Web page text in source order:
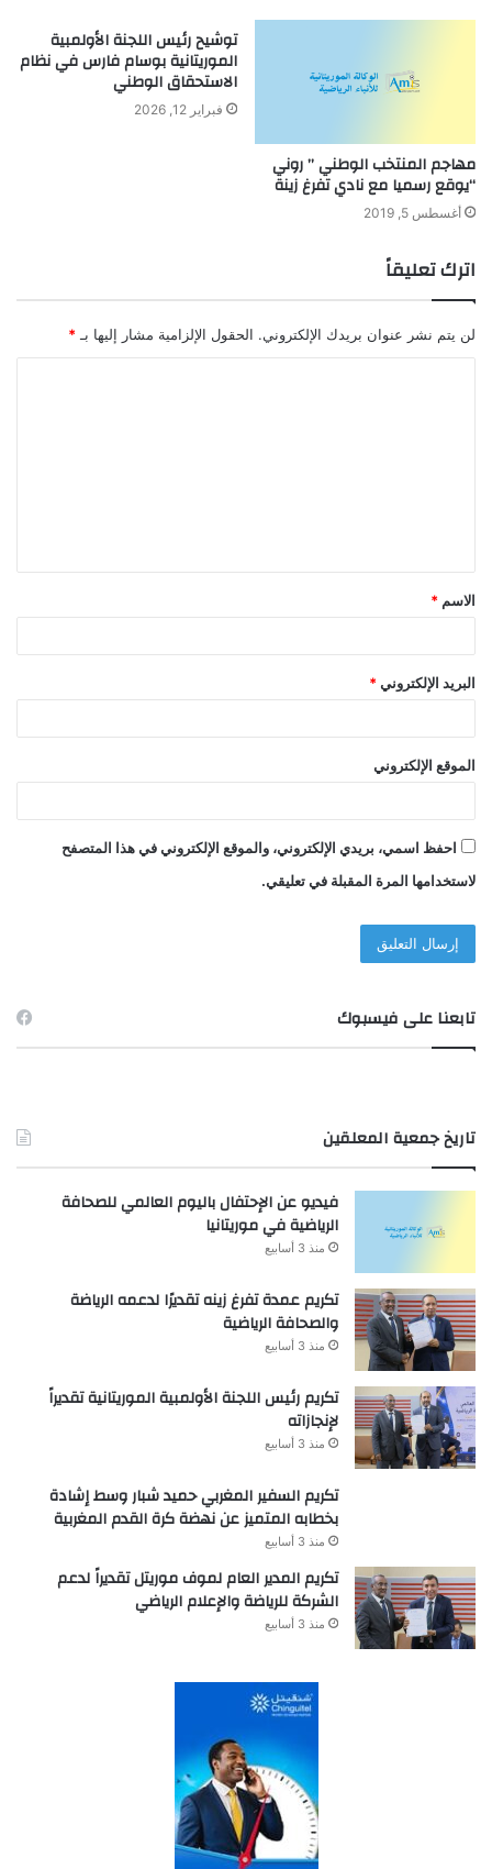
مهاجم المنتخب الوطني ” روني
“يوقع رسميا مع نادي تفرغ زينة
أغسطس 5, 2019
توشيح رئيس اللجنة الأولمبية
الموريتانية بوسام فارس في نظام
الاستحقاق الوطني
فبراير 12, 2026
اترك تعليقاً
لن يتم نشر عنوان بريدك الإلكتروني. الحقول الإلزامية مشار إليها بـ *
ق
*
الاسم *
البريد الإلكتروني *
الموقع الإلكتروني
احفظ اسمي، بريدي الإلكتروني، والموقع الإلكتروني في هذا المتصفح
لاستخدامها المرة المقبلة في تعليقي.
تابعنا على فيسبوك
تاريخ جمعية المعلقين
فيديو عن الإحتفال باليوم العالمي للصحافة
الرياضية في موريتانيا
منذ 3 أسابيع
تكريم عمدة تفرغ زينه تقديرًا لدعمه الرياضة
والصحافة الرياضية
منذ 3 أسابيع
تكريم رئيس اللجنة الأولمبية الموريتانية تقديراً
لإنجازاته
منذ 3 أسابيع
تكريم السفير المغربي حميد شبار وسط إشادة
بخطابه المتميز عن نهضة كرة القدم المغربية
منذ 3 أسابيع
تكريم المدير العام لموف موريتل تقديراً لدعم
الشركة للرياضة والإعلام الرياضي
منذ 3 أسابيع